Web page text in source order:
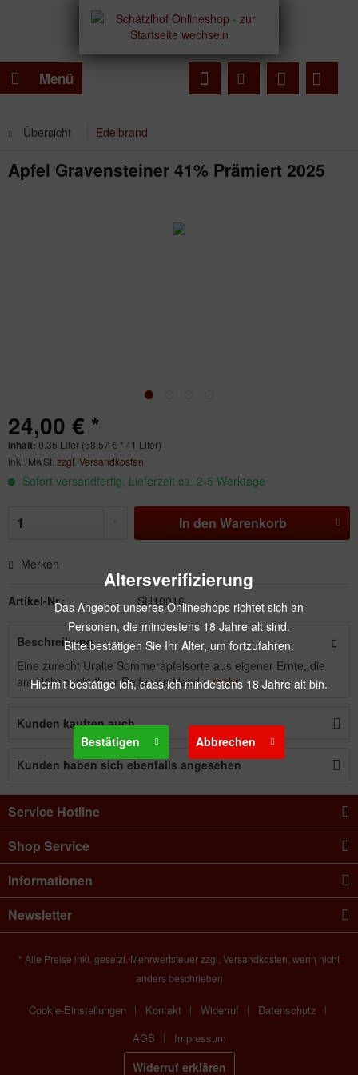
Menü
Übersicht Edelbrand
Apfel Gravensteiner 41% Prämiert 2025
24,00 € *
Inhalt: 0.35 Liter (68,57 € * / 1 Liter)
inkl. MwSt. zzgl. Versandkosten
Sofort versandfertig, Lieferzeit ca. 2-5 Werktage
In den Warenkorb
Merken
Artikel-Nr.: SH10016
Beschreibung
Eine zurecht Uralte Sommerapfelsorte aus eigener Ernte, die
am Höhepunkt Ihrer Reife von Hand...mehr
Kunden kauften auch
Kunden haben sich ebenfalls angesehen
Service Hotline
Shop Service
Informationen
Newsletter
* Alle Preise inkl. gesetzl. Mehrwertsteuer zzgl. Versandkosten, wenn nicht
anders beschrieben
Cookie-Einstellungen Kontakt Widerruf
Datenschutz
AGB
Impressum
Widerruf erklären
Altersverifizierung
Das Angebot unseres Onlineshops richtet sich an
Personen, die mindestens 18 Jahre alt sind.
Bitte bestätigen Sie Ihr Alter, um fortzufahren.
Hiermit bestätige ich, dass ich mindestens 18 Jahre alt bin.
Bestätigen Abbrechen